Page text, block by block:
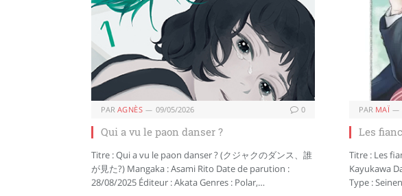
PAR AGNÈS 09/05/2026 0
Qui a vu le paon danser ?
Titre : Qui a vu le paon danser ? (クジャクのダンス、誰
が見た?) Mangaka : Asami Rito Date de parution :
28/08/2025 Éditeur : Akata Genres : Polar,…
PAR MAÏ
Les
Titre : Les
Kayukawa
Type :